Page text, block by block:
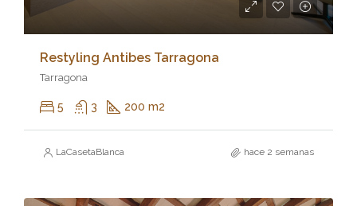
Restyling Antibes Tarragona
Tarragona
5 3 200 m2
LaCasetaBlanca hace 2 semanas